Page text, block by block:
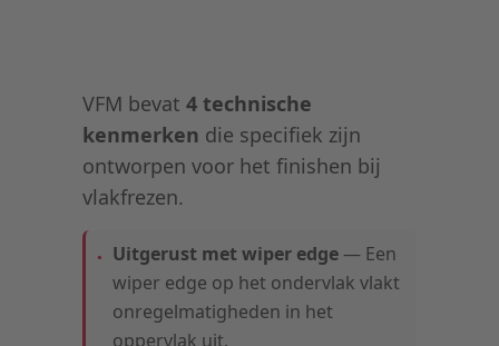
VFM bevat 4 technische
kenmerken die specifiek zijn
ontworpen voor het finishen bij
vlakfrezen.
Uitgerust met wiper edge — Een
wiper edge op het ondervlak vlakt
onregelmatigheden in het
oppervlak uit.